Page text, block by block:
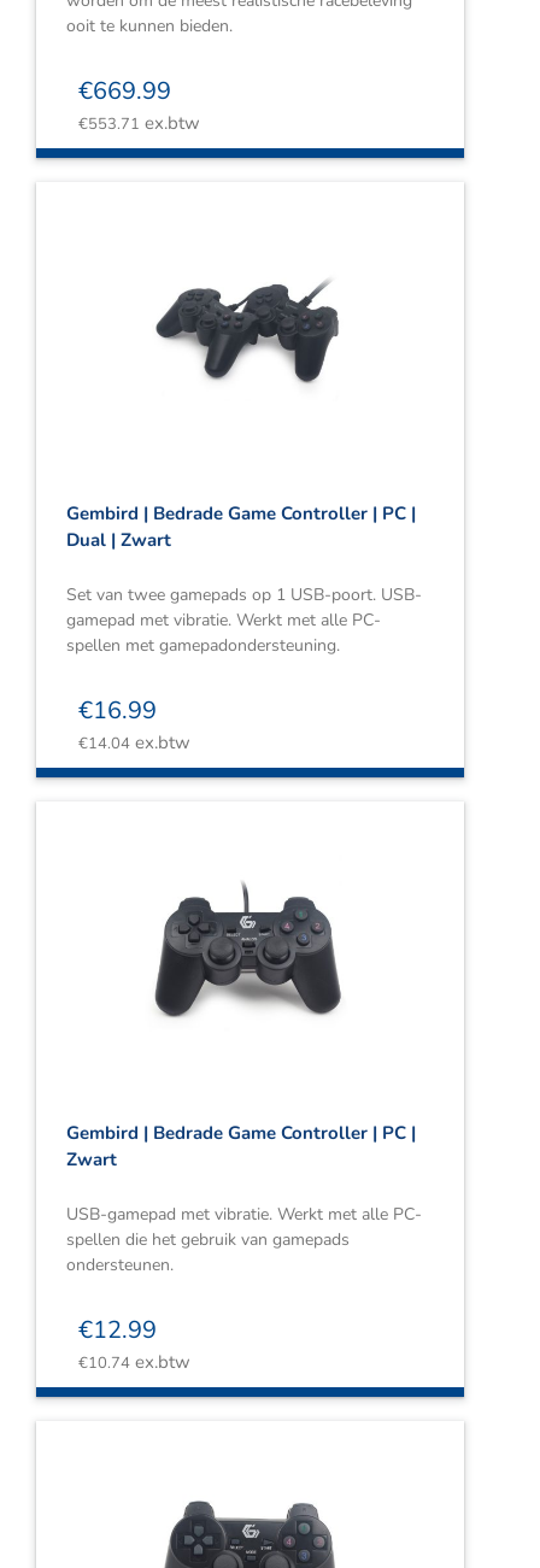
ooit te kunnen bieden.
€669.99
€553.71 ex.btw
Gembird | Bedrade Game Controller | PC |
Dual | Zwart
Set van twee gamepads op 1 USB-poort. USB-
gamepad met vibratie. Werkt met alle PC-
spellen met gamepadondersteuning.
€16.99
€14.04 ex.btw
Gembird | Bedrade Game Controller | PC |
Zwart
USB-gamepad met vibratie. Werkt met alle PC-
spellen die het gebruik van gamepads
ondersteunen.
€12.99
€10.74 ex.btw